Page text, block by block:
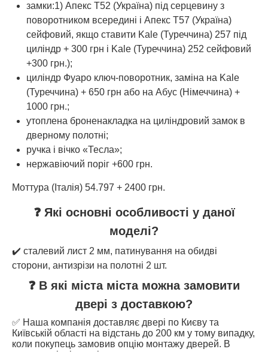
замки:1) Апекс Т52 (Україна) під серцевину з
поворотником всередині і Апекс Т57 (Україна)
сейфовий, якщо ставити Kale (Туреччина) 257 під
циліндр + 300 грн і Kale (Туреччина) 252 сейфовий
+300 грн.);
циліндр Фуаро ключ-поворотник, заміна на Kale
(Туреччина) + 650 грн або на Абус (Німеччина) +
1000 грн.;
утоплена броненакладка на циліндровий замок в
дверному полотні;
ручка і вічко «Тесла»;
нержавіючий поріг +600 грн.
Моттура (Італія) 54.797 + 2400 грн.
❓ Які основні особливості у даної
моделі?
✔️ сталевий лист 2 мм, патинування на обидві
сторони, антизрізи на полотні 2 шт.
❓ В які міста міста можна замовити
двері з доставкою?
✅ Наша компанія доставляє двері по Києву та
Київській області на відстань до 200 км у тому випадку,
коли покупець замовив опцію монтажу дверей. В